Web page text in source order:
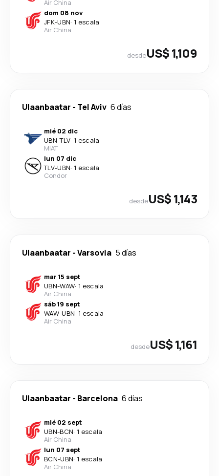
Air China
dom 08 nov
JFK-UBN· 1 escala
Air China
desdeUS$ 1,109
Ulaanbaatar - Tel Aviv 6 días
mié 02 dic
UBN-TLV· 1 escala
MIAT
lun 07 dic
TLV-UBN· 1 escala
Condor
desdeUS$ 1,143
Ulaanbaatar -Varsovia 5 días
mar 15 sept
UBN-WAW· 1 escala
Air China
sáb 19 sept
WAW-UBN· 1 escala
Air China
desdeUS$ 1,161
Ulaanbaatar - Barcelona 6 días
mié 02 sept
UBN-BCN· 1 escala
Air China
lun 07 sept
BCN-UBN· 1 escala
Air China